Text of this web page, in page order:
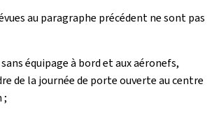
au paragraphe précédent ne sont pas
équipage à bord et aux aéronefs,
de la journée de porte ouverte au centre
;